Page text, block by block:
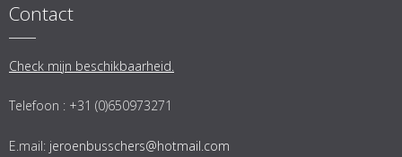
Contact
Check mijn beschikbaarheid.
Telefoon : +31 (0)650973271
E.mail: jeroenbusschers@hotmail.com